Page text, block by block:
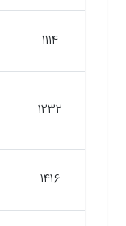
1114
1232
1416